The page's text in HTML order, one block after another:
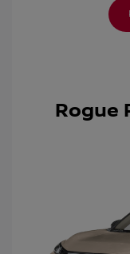
Rogue